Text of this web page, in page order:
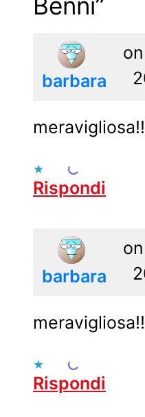
barbara
Caricamento...
Rispondi
barbara
Caricamento...
Rispondi